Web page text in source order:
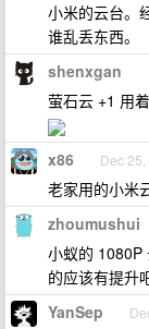
小米的云台。
谁乱丢东西。
shenxgan
萤石云 +1 用
x86 Dec
老家用的小米
zhoumushui
小蚁的 1080P
的应该有提升
YanSep